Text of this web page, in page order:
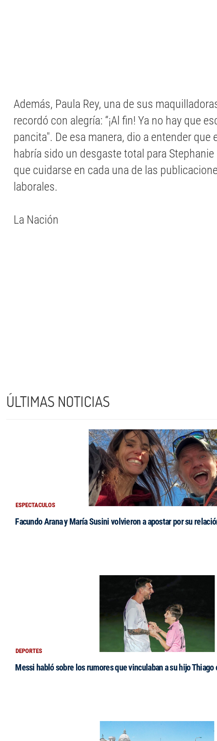
Además, Paula Rey, una de sus
recordó con alegría: “¡Al fin! Ya no hay que
pancita". De esa manera, dio a entender
habría sido un desgaste total para
que cuidarse en cada una de las
laborales.
La Nación
ÚLTIMAS NOTICIAS
ESPECTACULOS
Facundo Arana y María Susini volvieron a apostar por su
DEPORTES
Messi habló sobre los rumores que vinculaban a su hijo Thiago